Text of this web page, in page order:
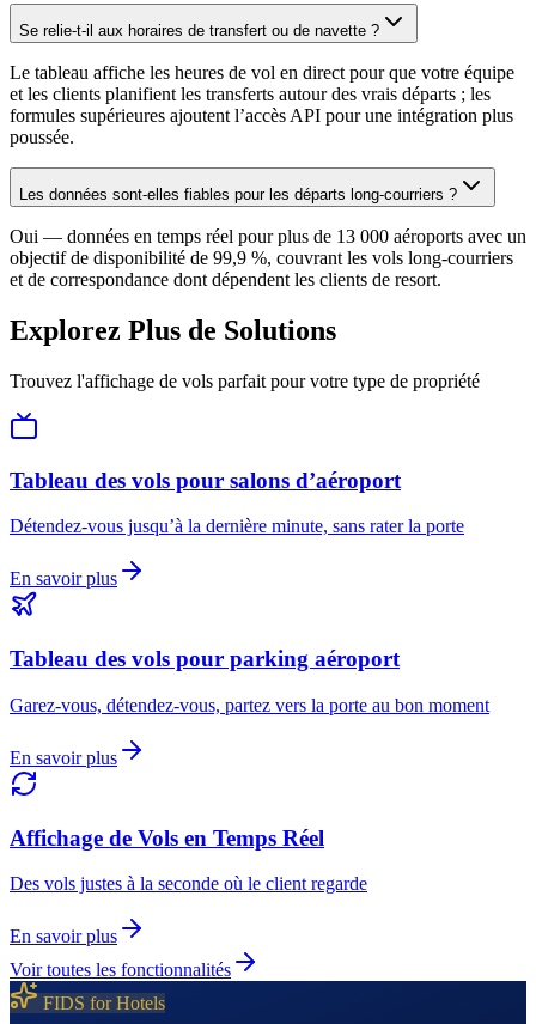
Se relie-t-il aux horaires de transfert ou de navette ?
Le tableau affiche les heures de vol en direct pour que votre équipe
et les clients planifient les transferts autour des vrais départs ; les
formules supérieures ajoutent l’accès API pour une intégration plus
poussée.
Les données sont-elles fiables pour les départs long-courriers ?
Oui — données en temps réel pour plus de 13 000 aéroports avec un
objectif de disponibilité de 99,9 %, couvrant les vols long-courriers
et de correspondance dont dépendent les clients de resort.
Explorez Plus de Solutions
Trouvez l'affichage de vols parfait pour votre type de propriété
Tableau des vols pour salons d’aéroport
Détendez-vous jusqu’à la dernière minute, sans rater la porte
En savoir plus
Tableau des vols pour parking aéroport
Garez-vous, détendez-vous, partez vers la porte au bon moment
En savoir plus
Affichage de Vols en Temps Réel
Des vols justes à la seconde où le client regarde
En savoir plus
Voir toutes les fonctionnalités
FIDS for Hotels